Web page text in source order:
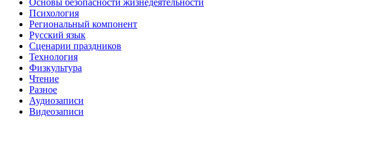
Психология
Региональный компонент
Русский язык
Сценарии праздников
Технология
Физкультура
Чтение
Разное
Аудиозаписи
Видеозаписи